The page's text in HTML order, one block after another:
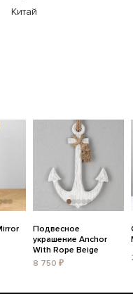
Китай
Подвесное
украшение Anchor
With Rope Beige
8 750 ₽